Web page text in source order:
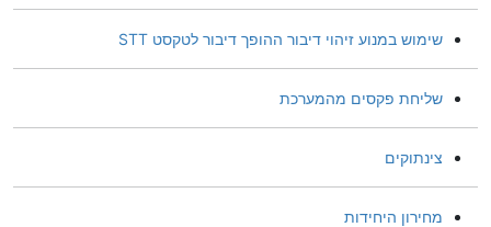
שימוש במנוע זיהוי דיבור ההופך דיבור לטקסט STT
שליחת פקסים מהמערכת
צינתוקים
מחירון היחידות